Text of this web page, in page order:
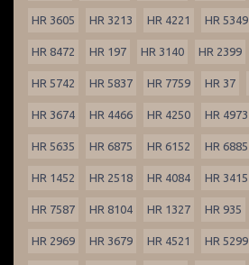
HR 3605 HR 3213 HR 4221 HR 5349
HR 8472 HR 197 HR 3140 HR 2399
HR 5742 HR 5837 HR 7759 HR 37
HR 3674 HR 4466 HR 4250 HR 4973
HR 5635 HR 6875 HR 6152 HR 6885
HR 1452 HR 2518 HR 4084 HR 3415
HR 7587 HR 8104 HR 1327 HR 935
HR 2969 HR 3679 HR 4521 HR 5299